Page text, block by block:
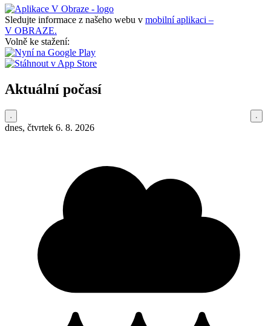
Sledujte informace z našeho webu v mobilní aplikaci –
V OBRAZE.
Volně ke stažení:
Aktuální počasí
dnes, čtvrtek 6. 8. 2026